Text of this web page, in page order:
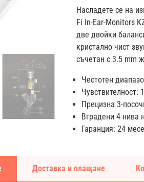
Насладете се на
Fi In-Ear-Monitors
две двойки
кристално чист
съчетан с 3.5 mm
Честотен
Чувствителност:
Прецизна 3-
Вградени 4 нива
Гаранция: 24
Доставка и плащане